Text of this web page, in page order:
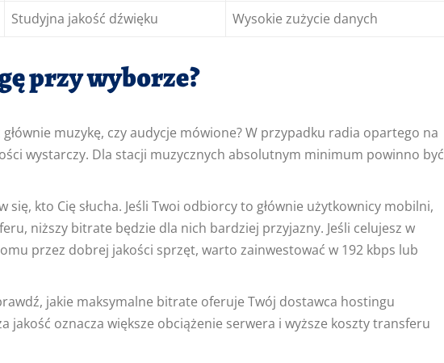
Studyjna jakość dźwięku Wysokie zużycie danych
przy wyborze?
głównie muzykę, czy audycje mówione? W przypadku radia opartego na
wystarczy. Dla stacji muzycznych absolutnym minimum powinno być
się, kto Cię słucha. Jeśli Twoi odbiorcy to głównie użytkownicy mobilni,
niższy bitrate będzie dla nich bardziej przyjazny. Jeśli celujesz w
przez dobrej jakości sprzęt, warto zainwestować w 192 kbps lub
jakie maksymalne bitrate oferuje Twój dostawca hostingu
jakość oznacza większe obciążenie serwera i wyższe koszty transferu